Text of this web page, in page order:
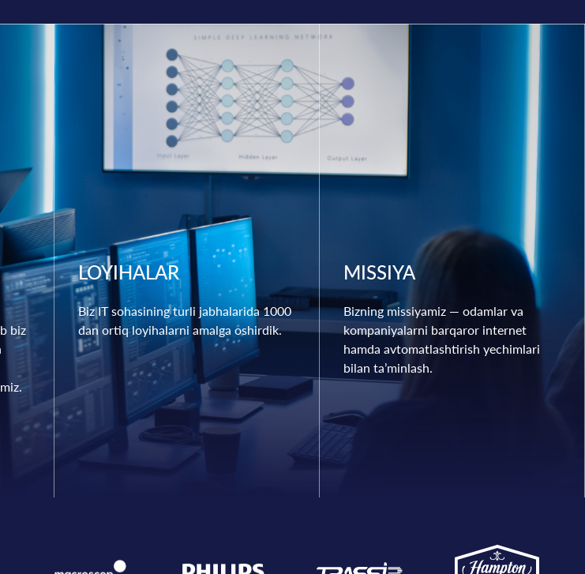
biz
LOYIHALAR
Biz IT sohasining turli jabhalarida 1000
dan ortiq loyihalarni amalga oshirdik.
MISSIYA
Bizning missiyamiz — odamlar va
kompaniyalarni barqaror internet
hamda avtomatlashtirish yechimlari
bilan ta’minlash.